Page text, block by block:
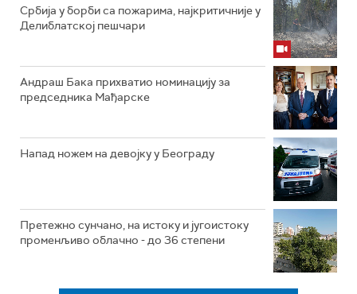
Србија у борби са пожарима, најкритичније у
Делиблатској пешчари
Андраш Бака прихватио номинацију за
председника Мађарске
Напад ножем на девојку у Београду
Претежно сунчано, на истоку и југоистоку
променљиво облачно - до 36 степени